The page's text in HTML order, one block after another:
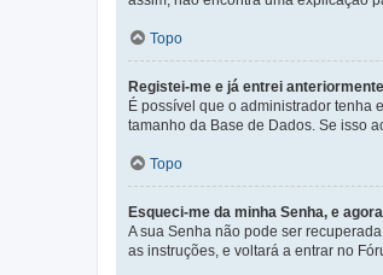
Topo
Registei-me e já entrei
É possível que o administrador tenha
tamanho da Base de Dados. Se isso
Topo
Esqueci-me da minha Senha, e
A sua Senha não pode ser
as instruções, e voltará a entrar no